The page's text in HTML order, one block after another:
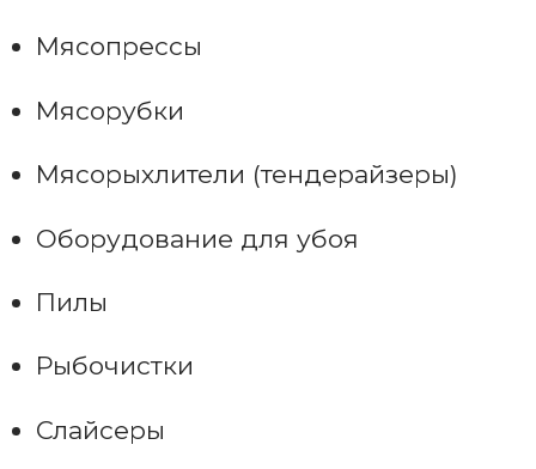
Мясопрессы
Мясорубки
Мясорыхлители (тендерайзеры)
Оборудование для убоя
Пилы
Рыбочистки
Слайсеры